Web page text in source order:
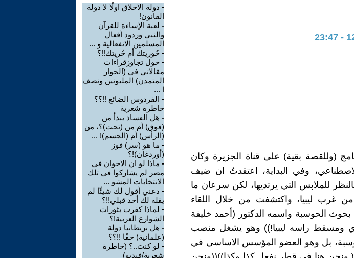
(وللقصة بقية) على قناة الجزيرة وكان
وفي البداية، اعتقدتُ ان ضيف
للملابس التي يرتديها، لكن سرعان ما
غرب ليبيا، واكتشفت من خلال اللقاء
الحوسبة واسمه الدكتور (أحمد خليفة
ومسقط راسه ليبيا!)) وهو يشغل منصب
بل وهو العضو المؤسس الاساسي في
- دولة الاخلاق اولًا لا دولة
القانون!
- لعبة الإساءة للقرآن
والنبي وردود أفعال
المسلمين الانفعالية و ...
- حُوريتك أم حُريتك!!؟
- حول تجاوزقراءات
مقالاتي في (الحوار
المتمدن) المليونين ونصف
ا ...
- الفردوس الضائع !!؟؟
خاطرة شعرية
- هل الفساد يبدأ من
(فوق) أم من (تحت)؟، من
(الرأس) أم (الجسم)! ...
- ما هو (سر) فوز
(أوردغان)!؟
- ماذا لو ان الاخوان في
مصر لم يشاركوا في تلك
الانتخابات المشؤ ...
- دعني أقول لك شيئًا لم
يقله لك أحد قبلي!!؟
- لماذا كفرت بثورات
الشوارع العربية!؟
- هل بريطانيا دولة
(علمانية) حقًا !!؟؟
- لو كنتَ..؟ (خاطرة
شعرية/فيديو)